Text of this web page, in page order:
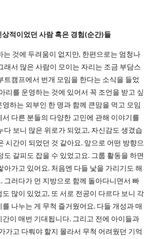
적이었던 사람 혹은 경험(순간)들
는 것에 두려움이 없지만, 한편으로는 엄청나
래서 많은 사람이 모이는 자리는 조금 부담스
트캠프에서 번개 모임을 한다는 소식을 들었
리를 운영하는 것에 있어서 꼭 조언을 받고 싶
하는 외부인 한 명과 함께 큰맘을 먹고 모임
다른 분들의 다양한 고민에 관해 이야기를
다 보니 많은 위로가 되었고, 자신감도 생겼습
시간이 되었던 것 같아요. 앞으로 어떤 방향으
도 갈피도 잡을 수 있었고요. 그룹 활동을 하면
아가고 있어요. 처음엔 다들 낯을 가리기도 해
그러다가 먼 지방으로 함께 돌아다니면서 빠
많이 있었고, 또 서로 전공이 다르다 보니 각
나누는 게 무척 즐거웠어요. 다들 개성과 매
이 매번 기대됩니다. 그리고 전에 아이들과
가고 다뤄야 할지 몰라서 무척 어려웠던 기억